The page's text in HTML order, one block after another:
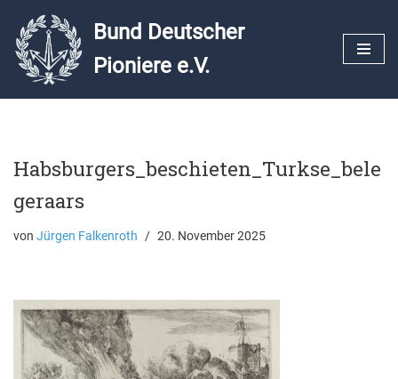
Zum
Inhalt
Bund Deutscher
Pioniere e.V.
Habsburgers_beschieten_Turkse_bele
geraars
von Jürgen Falkenroth 20. November 2025